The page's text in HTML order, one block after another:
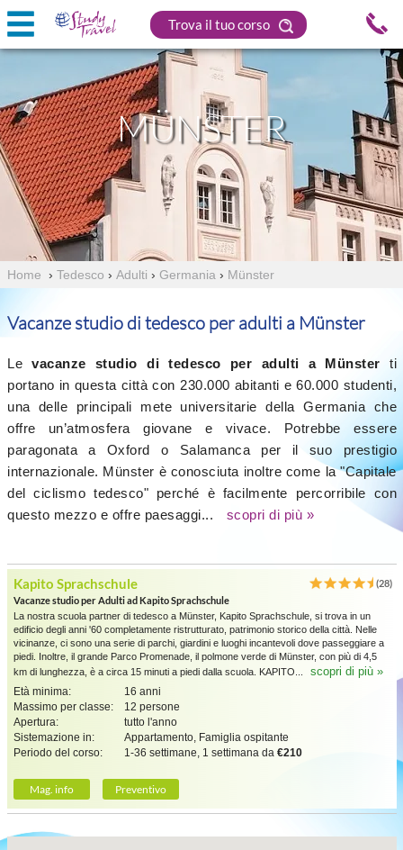
Trova il tuo corso
MÜNSTER
Home › Tedesco › Adulti › Germania › Münster
Vacanze studio di tedesco per adulti a Münster
Levacanze studio di tedesco per adulti a Münsterti
portano in questa città con 230.000 abitanti e 60.000 studenti,
una delle principali mete universitarie della Germania che
offre un’atmosfera giovane e vivace. Potrebbe essere
paragonata a Oxford o Salamanca per il suo prestigio
internazionale. Münster è conosciuta inoltre come la "Capitale
del ciclismo tedesco" perché è facilmente percorribile con
questo mezzo e offre paesaggi...
scopri di più »
Kapito Sprachschule
(28)
Vacanze studio per Adulti ad Kapito Sprachschule
La nostra scuola partner di tedesco a Münster, Kapito Sprachschule, si trova in un
edificio degli anni '60 completamente ristrutturato, patrimonio storico della città. Nelle
vicinanze, ci sono una serie di parchi, giardini e luoghi incantevoli dove passeggiare a
piedi. Inoltre, il grande Parco Promenade, il polmone verde di Münster, con più di 4,5
km di lunghezza, è a circa 15 minuti a piedi dalla scuola. KAPITO...
scopri di più »
Età minima:
16 anni
Massimo per classe:
12 persone
Apertura:
tutto l'anno
Sistemazione in:
Appartamento, Famiglia ospitante
Periodo del corso:
1-36 settimane, 1 settimana da €210
Mag. info Preventivo